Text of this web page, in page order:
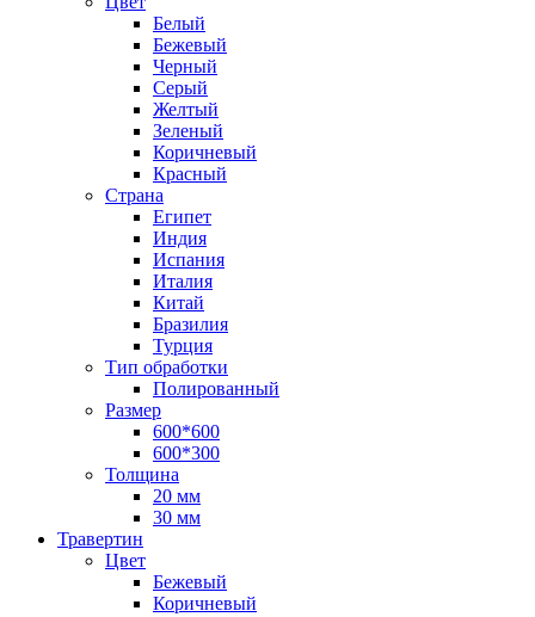
Белый
Бежевый
Черный
Серый
Желтый
Зеленый
Коричневый
Красный
Страна
Египет
Индия
Испания
Италия
Китай
Бразилия
Турция
Тип обработки
Полированный
Размер
600*600
600*300
Толщина
20 мм
30 мм
Травертин
Цвет
Бежевый
Коричневый